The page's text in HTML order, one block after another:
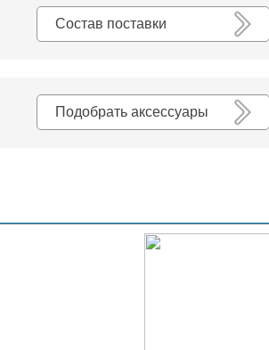
Состав поставки
Подобрать аксессуары